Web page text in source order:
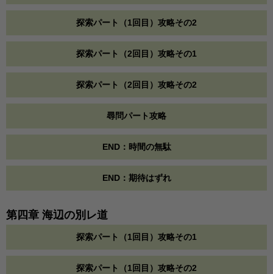
探索パート（1回目）攻略その2
探索パート（2回目）攻略その1
探索パート（2回目）攻略その2
尋問パート攻略
END：時間の無駄
END：期待はずれ
第四章 海辺の別レ道
探索パート（1回目）攻略その1
探索パート（1回目）攻略その2